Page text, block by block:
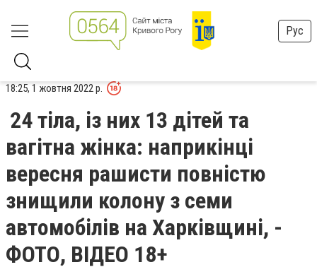
Рус
18:25, 1 жовтня 2022 р.
24 тіла, із них 13 дітей та
вагітна жінка: наприкінці
вересня рашисти повністю
знищили колону з семи
автомобілів на Харківщині, -
ФОТО, ВІДЕО 18+